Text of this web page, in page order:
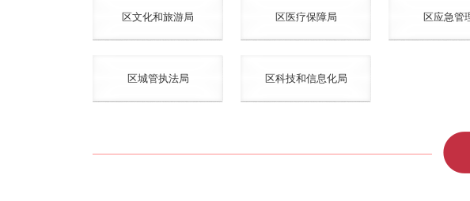
区文化和旅游局 区医疗保障局 区应急管
区城管执法局 区科技和信息化局